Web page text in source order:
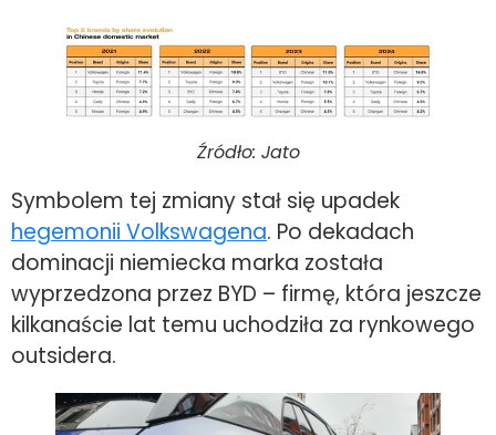
Źródło: Jato
Symbolem tej zmiany stał się upadek
hegemonii Volkswagena. Po dekadach
dominacji niemiecka marka została
wyprzedzona przez BYD – firmę, która jeszcze
kilkanaście lat temu uchodziła za rynkowego
outsidera.